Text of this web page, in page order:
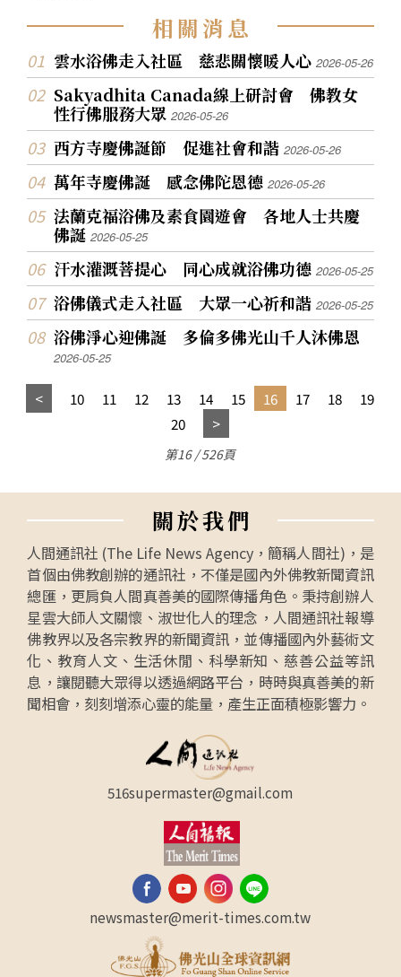
相關消息
雲水浴佛走入社區 慈悲關懷暖人心2026-05-26
Sakyadhita Canada線上研討會 佛教女
性行佛服務大眾2026-05-26
西方寺慶佛誕節 促進社會和諧2026-05-26
萬年寺慶佛誕 感念佛陀恩德2026-05-26
法蘭克福浴佛及素食園遊會 各地人士共慶
佛誕2026-05-25
汗水灌溉菩提心 同心成就浴佛功德2026-05-25
浴佛儀式走入社區 大眾一心祈和諧2026-05-25
浴佛淨心迎佛誕 多倫多佛光山千人沐佛恩
2026-05-25
10 11 12 13 14 15 16 17 18
19
20
第16 / 526頁
關於我們
人間通訊社 (The Life News Agency，簡稱人間社)，是
首個由佛教創辦的通訊社，不僅是國內外佛教新聞資訊
總匯，更肩負人間真善美的國際傳播角色。秉持創辦人
星雲大師人文關懷、淑世化人的理念，人間通訊社報導
佛教界以及各宗教界的新聞資訊，並傳播國內外藝術文
化、教育人文、生活休閒、科學新知、慈善公益等訊
息，讓閱聽大眾得以透過網路平台，時時與真善美的新
聞相會，刻刻增添心靈的能量，產生正面積極影響力。
516supermaster@gmail.com
newsmaster@merit-times.com.tw